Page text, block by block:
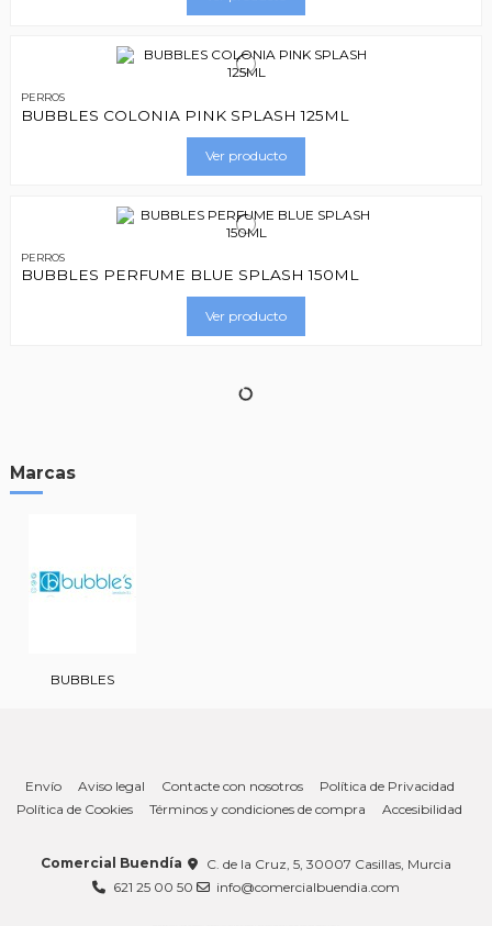
PERROS
BUBBLES COLONIA PINK SPLASH 125ML
Ver producto
PERROS
BUBBLES PERFUME BLUE SPLASH 150ML
Ver producto
Marcas
BUBBLES
Envío Aviso legal Contacte con nosotros
Política de Privacidad
Política de Cookies
Términos y condiciones de compra Accesibilidad
Comercial Buendía
C. de la Cruz, 5, 30007 Casillas, Murcia
621 25 00 50
info@comercialbuendia.com